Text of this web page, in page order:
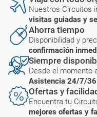
Nuestros Circuitos
visitas guiadas y
Ahorra tiempo
Disponibilidad y
confirmación
Siempre
Desde el momento
Asistencia 24/7/
Ofertas y
Encuentra tu
mejores ofertas y